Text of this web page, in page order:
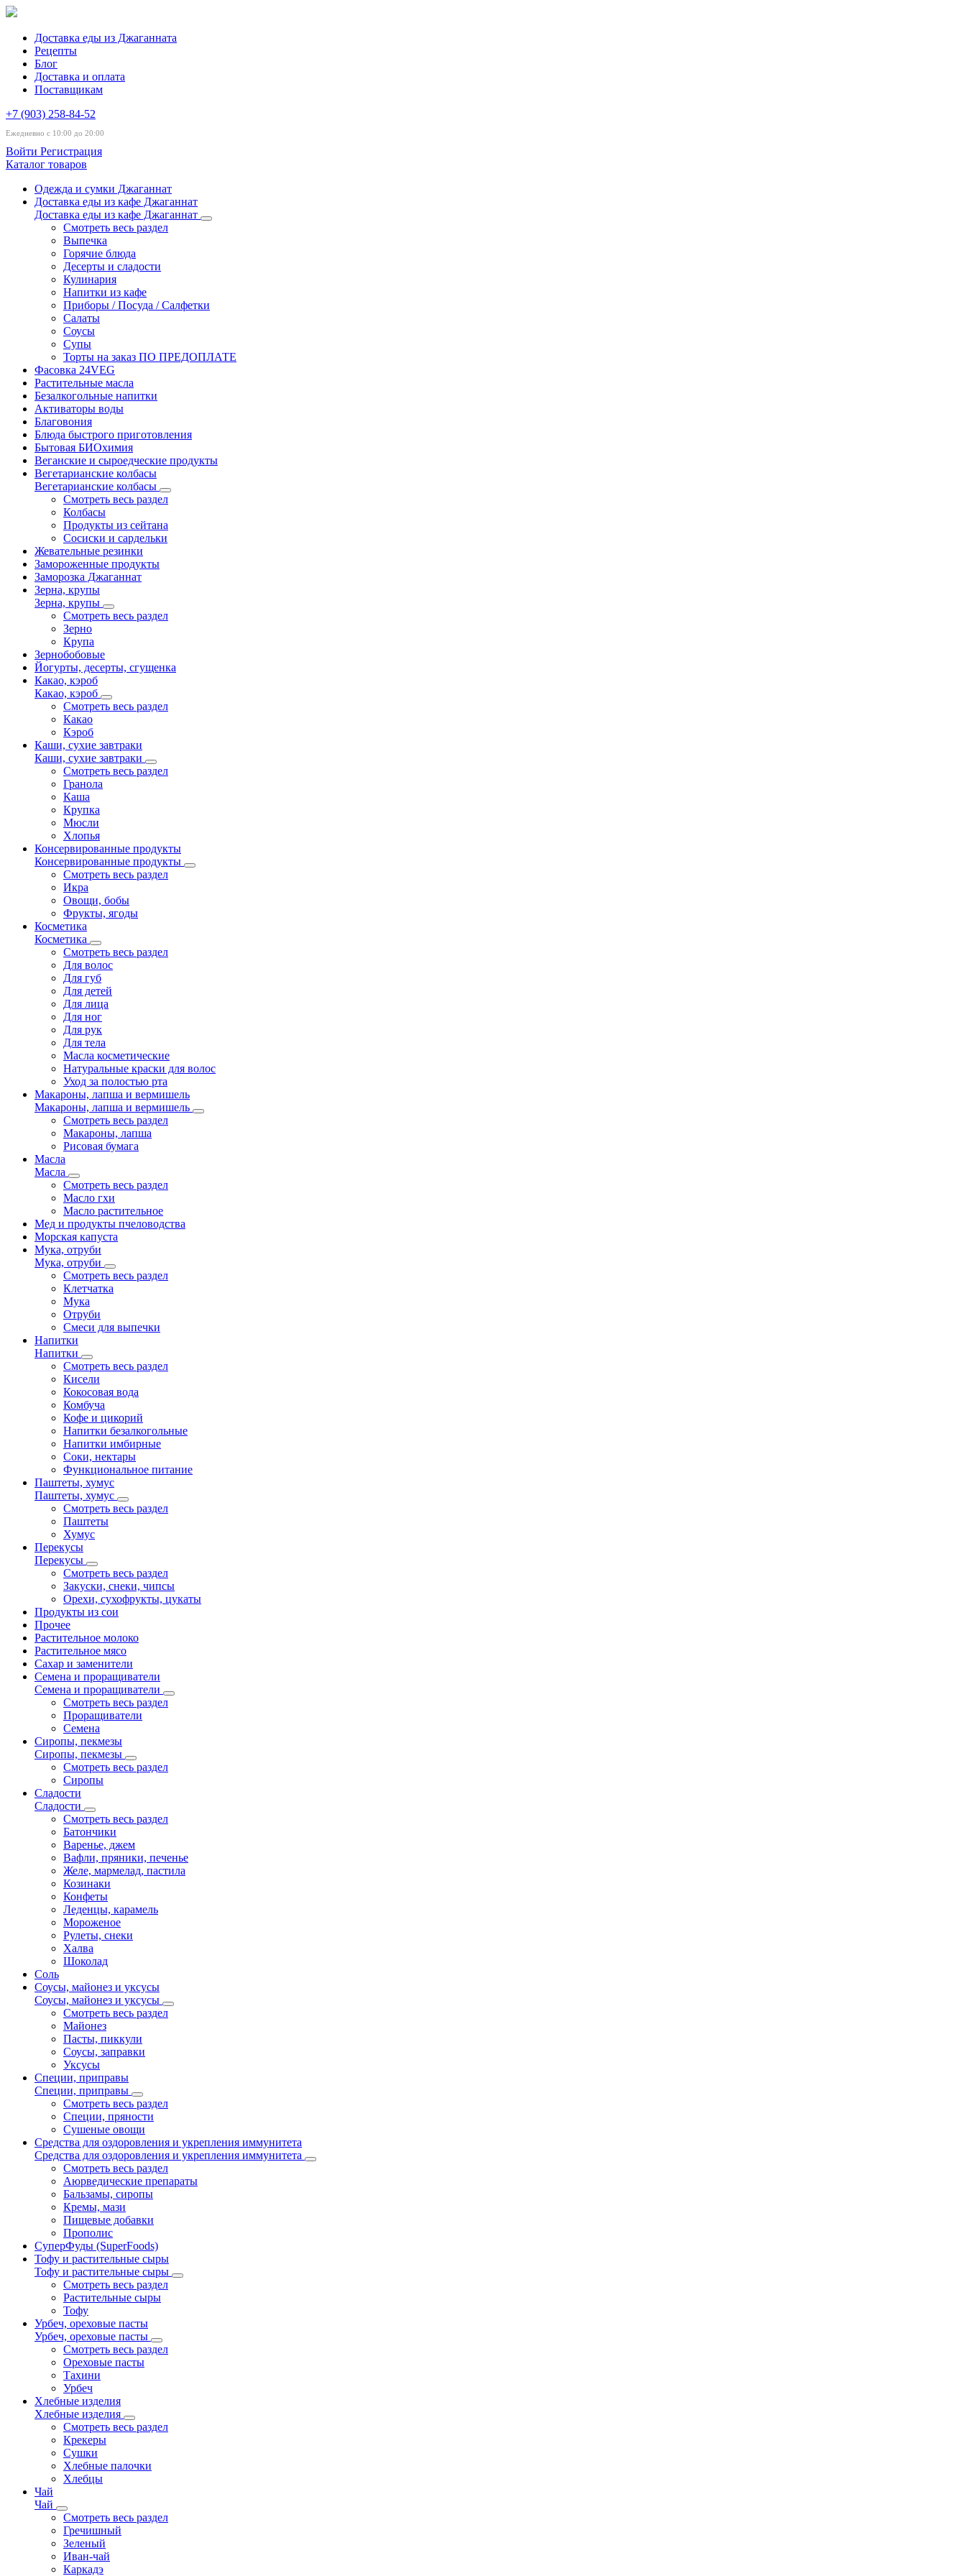
Доставка еды из Джаганната
Рецепты
Блог
Доставка и оплата
Поставщикам
+7 (903) 258-84-52
Ежедневно с 10:00 до 20:00
Войти Регистрация
Каталог товаров
Одежда и сумки Джаганнат
Доставка еды из кафе Джаганнат
Доставка еды из кафе Джаганнат
Смотреть весь раздел
Выпечка
Горячие блюда
Десерты и сладости
Кулинария
Напитки из кафе
Приборы / Посуда / Салфетки
Салаты
Соусы
Супы
Торты на заказ ПО ПРЕДОПЛАТЕ
Фасовка 24VEG
Растительные масла
Безалкогольные напитки
Активаторы воды
Благовония
Блюда быстрого приготовления
Бытовая БИОхимия
Веганские и сыроедческие продукты
Вегетарианские колбасы
Вегетарианские колбасы
Смотреть весь раздел
Колбасы
Продукты из сейтана
Сосиски и сардельки
Жевательные резинки
Замороженные продукты
Заморозка Джаганнат
Зерна, крупы
Зерна, крупы
Смотреть весь раздел
Зерно
Крупа
Зернобобовые
Йогурты, десерты, сгущенка
Какао, кэроб
Какао, кэроб
Смотреть весь раздел
Какао
Кэроб
Каши, сухие завтраки
Каши, сухие завтраки
Смотреть весь раздел
Гранола
Каша
Крупка
Мюсли
Хлопья
Консервированные продукты
Консервированные продукты
Смотреть весь раздел
Икра
Овощи, бобы
Фрукты, ягоды
Косметика
Косметика
Смотреть весь раздел
Для волос
Для губ
Для детей
Для лица
Для ног
Для рук
Для тела
Масла косметические
Натуральные краски для волос
Уход за полостью рта
Макароны, лапша и вермишель
Макароны, лапша и вермишель
Смотреть весь раздел
Макароны, лапша
Рисовая бумага
Масла
Масла
Смотреть весь раздел
Масло гхи
Масло растительное
Мед и продукты пчеловодства
Морская капуста
Мука, отруби
Мука, отруби
Смотреть весь раздел
Клетчатка
Мука
Отруби
Смеси для выпечки
Напитки
Напитки
Смотреть весь раздел
Кисели
Кокосовая вода
Комбуча
Кофе и цикорий
Напитки безалкогольные
Напитки имбирные
Соки, нектары
Функциональное питание
Паштеты, хумус
Паштеты, хумус
Смотреть весь раздел
Паштеты
Хумус
Перекусы
Перекусы
Смотреть весь раздел
Закуски, снеки, чипсы
Орехи, сухофрукты, цукаты
Продукты из сои
Прочее
Растительное молоко
Растительное мясо
Сахар и заменители
Семена и проращиватели
Семена и проращиватели
Смотреть весь раздел
Проращиватели
Семена
Сиропы, пекмезы
Сиропы, пекмезы
Смотреть весь раздел
Сиропы
Сладости
Сладости
Смотреть весь раздел
Батончики
Варенье, джем
Вафли, пряники, печенье
Желе, мармелад, пастила
Козинаки
Конфеты
Леденцы, карамель
Мороженое
Рулеты, снеки
Халва
Шоколад
Соль
Соусы, майонез и уксусы
Соусы, майонез и уксусы
Смотреть весь раздел
Майонез
Пасты, пиккули
Соусы, заправки
Уксусы
Специи, приправы
Специи, приправы
Смотреть весь раздел
Специи, пряности
Сушеные овощи
Средства для оздоровления и укрепления иммунитета
Средства для оздоровления и укрепления иммунитета
Смотреть весь раздел
Аюрведические препараты
Бальзамы, сиропы
Кремы, мази
Пищевые добавки
Прополис
СуперФуды (SuperFoods)
Тофу и растительные сыры
Тофу и растительные сыры
Смотреть весь раздел
Растительные сыры
Тофу
Урбеч, ореховые пасты
Урбеч, ореховые пасты
Смотреть весь раздел
Ореховые пасты
Тахини
Урбеч
Хлебные изделия
Хлебные изделия
Смотреть весь раздел
Крекеры
Сушки
Хлебные палочки
Хлебцы
Чай
Чай
Смотреть весь раздел
Гречишный
Зеленый
Иван-чай
Каркадэ